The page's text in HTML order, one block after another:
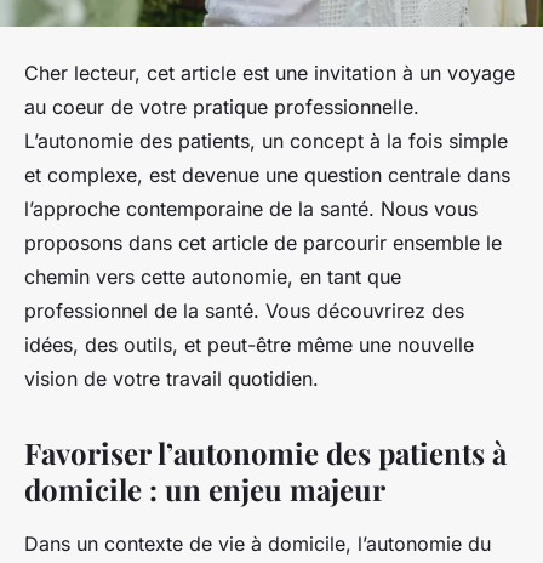
Cher lecteur, cet article est une invitation à un voyage
au coeur de votre pratique professionnelle.
L’autonomie des patients, un concept à la fois simple
et complexe, est devenue une question centrale dans
l’approche contemporaine de la santé. Nous vous
proposons dans cet article de parcourir ensemble le
chemin vers cette autonomie, en tant que
professionnel de la santé. Vous découvrirez des
idées, des outils, et peut-être même une nouvelle
vision de votre travail quotidien.
Favoriser l’autonomie des patients à
domicile : un enjeu majeur
Dans un contexte de vie à domicile, l’autonomie du